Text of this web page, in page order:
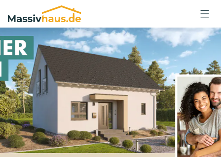
Massivhaus
Logo
Anmelden